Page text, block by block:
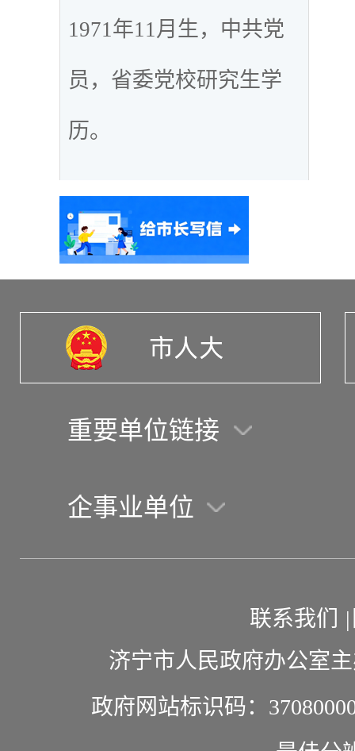
1971年11月生，中共党
员，省委党校研究生学
历。
重要单位链接
企事业单位
联系我们 |
济宁市人民政府办公室
政府网站标识码：